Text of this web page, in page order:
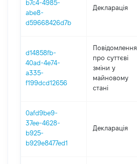
b7c4-4985-
abe8-
d59668426d7b
Декларація
d14858fb-
40ad-4e74-
a335-
f199dcd12656
Повідомлення
про суттєві
зміни y
майновому
стані
0afd9be9-
37ee-4628-
b925-
b929e8477ed1
Декларація